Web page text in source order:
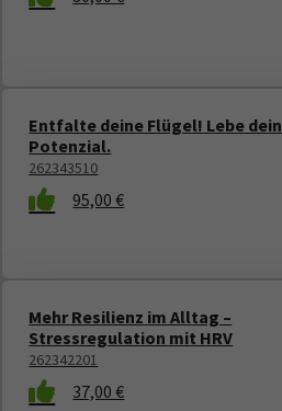
Entfalte deine Flügel! Lebe dein
Potenzial.
262343510
95,00 €
Mehr Resilienz im Alltag –
Stressregulation mit HRV
262342201
37,00 €